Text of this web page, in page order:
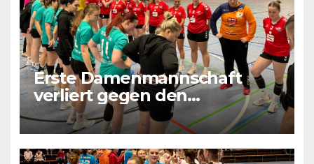
Erste Damenmannschaft
verliert gegen den
Tabellenletzten